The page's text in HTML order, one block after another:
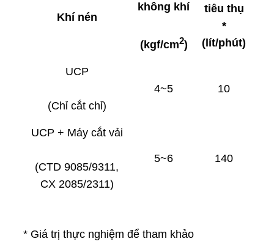
Khí nén
không khí
(kgf/cm2)
tiêu thụ
*
(lít/phút)
UCP
(Chỉ cắt chỉ)
4~5 10
UCP + Máy cắt vải
(CTD 9085/9311,
CX 2085/2311)
5~6 140
* Giá trị thực nghiệm để tham khảo